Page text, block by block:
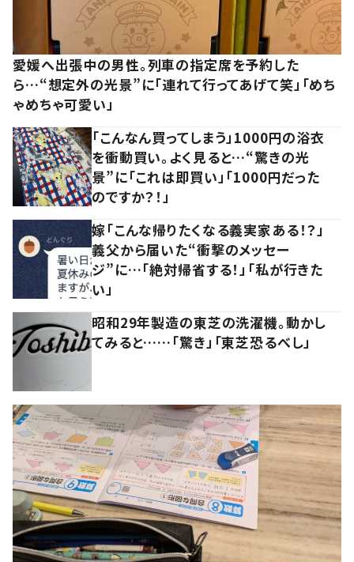
愛媛へ出張中の男性。列車の指定席を予約した
ら…“想定外の光景”に「連れて行ってあげて笑」「めち
ゃめちゃ可愛い」
「こんなん買ってしまう」1000円の浴衣
を衝動買い。よく見ると…“驚きの光
景”に「これは即買い」「1000円だった
のですか？！」
嫁「こんな帰りたくなる義実家ある！？」
義父から届いた“衝撃のメッセー
ジ”に…「絶対帰省する！」「私が行きた
い」
昭和29年製造の東芝の洗濯機。動かし
てみると……「驚き」「東芝恐るべし」